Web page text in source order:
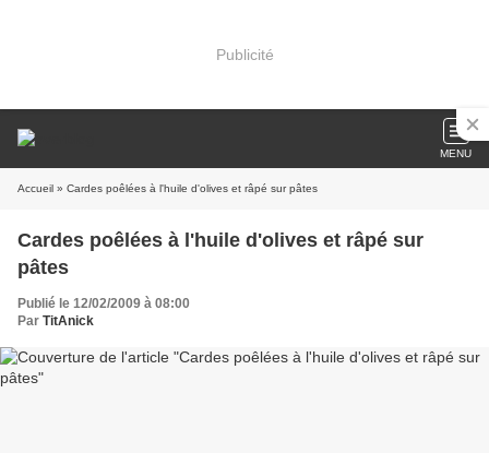
Publicité
MENU
Accueil » Cardes poêlées à l'huile d'olives et râpé sur pâtes
Cardes poêlées à l'huile d'olives et râpé sur
pâtes
Publié le 12/02/2009 à 08:00
Par TitAnick